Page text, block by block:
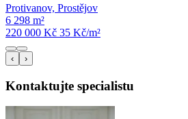
Protivanov, Prostějov
6 298 m²
220 000 Kč 35 Kč/m²
‹ ›
Kontaktujte specialistu